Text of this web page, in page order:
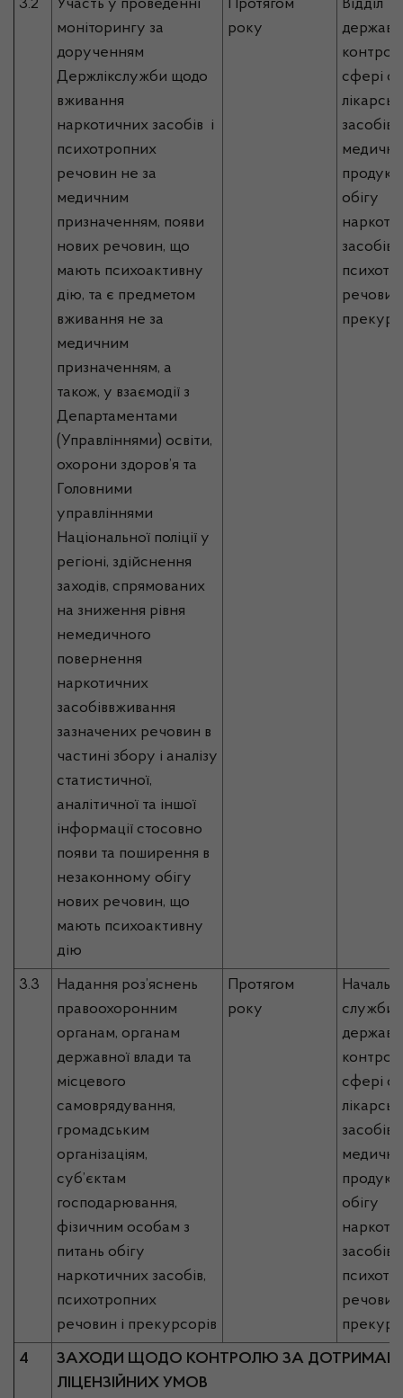
3.2
Участь у проведенні
моніторингу за
дорученням
Держлікслужби щодо
вживання
наркотичних засобів і
психотропних
речовин не за
медичним
призначенням, появи
нових речовин, що
мають психоактивну
дію, та є предметом
вживання не за
медичним
призначенням, а
також, у взаємодії з
Департаментами
(Управліннями) освіти,
охорони здоров’я та
Головними
управліннями
Національної поліції у
регіоні, здійснення
заходів, спрямованих
на зниження рівня
немедичного
повернення
наркотичних
засобіввживання
зазначених речовин в
частині збору і аналізу
статистичної,
аналітичної та іншої
інформації стосовно
появи та поширення в
незаконному обігу
нових речовин, що
мають психоактивну
дію
Протягом
року
Відділ
сфері
засобів,
обігу
засобів,
речовин
3.3
Надання роз’яснень
правоохоронним
органам, органам
державної влади та
місцевого
самоврядування,
громадським
організаціям,
суб’єктам
господарювання,
фізичним особам з
питань обігу
наркотичних засобів,
психотропних
речовин і прекурсорів
Протягом
року
служби,
сфері
засобів,
обігу
засобів,
речовин
4
ЗАХОДИ ЩОДО КОНТРОЛЮ ЗА
ЛІЦЕНЗІЙНИХ УМОВ